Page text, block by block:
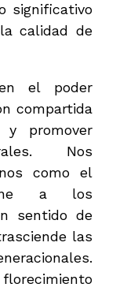
significativo
calidad de
el poder
compartida
promover
Nos
como el
a los
sentido de
las